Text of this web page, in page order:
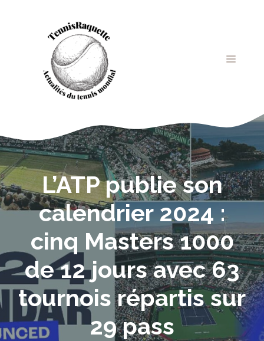
MENU
L’ATP publie son
calendrier 2024 :
cinq Masters 1000
de 12 jours avec 63
tournois répartis sur
29 pass